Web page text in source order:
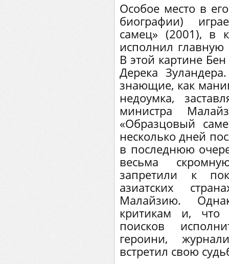
Особое место в
биографии)
самец» (2001), в
исполнил
В этой картине
Дерека
знающие, как
недоумка,
министра
«Образцовый
несколько дней
в последнюю
весьма
запретили к
азиатских
Малайзию.
критикам и, что
поисков
героини,
встретил свою